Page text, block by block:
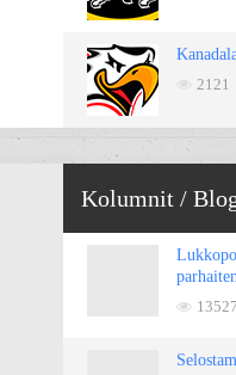
2121
Kolumnit /
13527